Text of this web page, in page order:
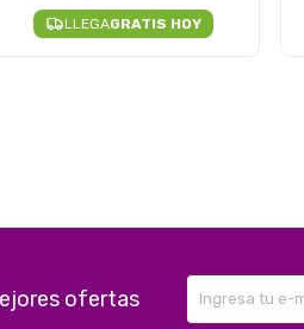
LLEGAGRATIS HOY
ofertas